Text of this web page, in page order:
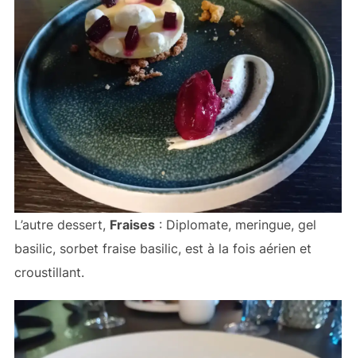
L’autre dessert, Fraises: Diplomate, meringue, gel
basilic, sorbet fraise basilic, est à la fois aérien et
croustillant.